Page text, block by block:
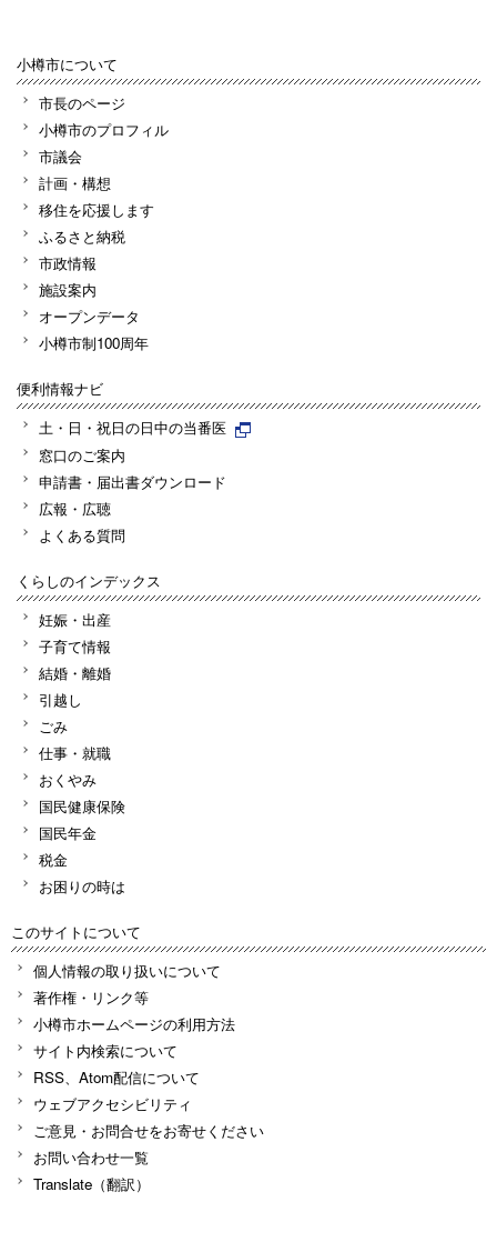
小樽市について
市長のページ
小樽市のプロフィル
市議会
計画・構想
移住を応援します
ふるさと納税
市政情報
施設案内
オープンデータ
小樽市制100周年
便利情報ナビ
土・日・祝日の日中の当番医
窓口のご案内
申請書・届出書ダウンロード
広報・広聴
よくある質問
くらしのインデックス
妊娠・出産
子育て情報
結婚・離婚
引越し
ごみ
仕事・就職
おくやみ
国民健康保険
国民年金
税金
お困りの時は
このサイトについて
個人情報の取り扱いについて
著作権・リンク等
小樽市ホームページの利用方法
サイト内検索について
RSS、Atom配信について
ウェブアクセシビリティ
ご意見・お問合せをお寄せください
お問い合わせ一覧
Translate（翻訳）